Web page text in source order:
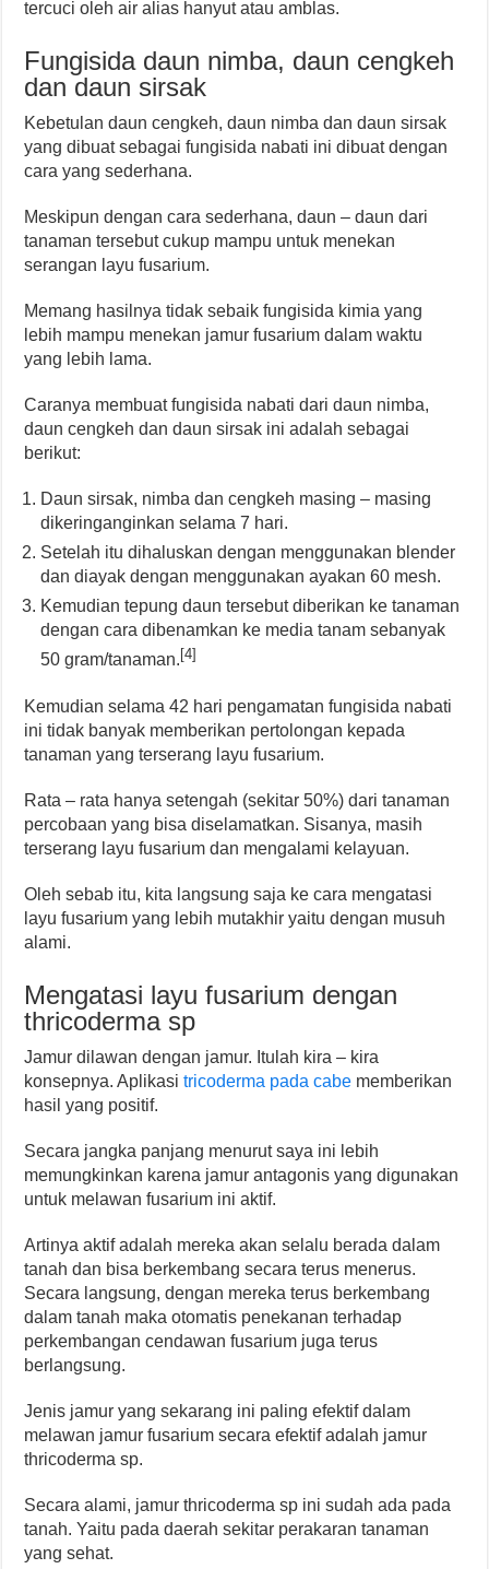
tercuci oleh air alias hanyut atau amblas.
Fungisida daun nimba, daun cengkeh
dan daun sirsak
Kebetulan daun cengkeh, daun nimba dan daun sirsak
yang dibuat sebagai fungisida nabati ini dibuat dengan
cara yang sederhana.
Meskipun dengan cara sederhana, daun – daun dari
tanaman tersebut cukup mampu untuk menekan
serangan layu fusarium.
Memang hasilnya tidak sebaik fungisida kimia yang
lebih mampu menekan jamur fusarium dalam waktu
yang lebih lama.
Caranya membuat fungisida nabati dari daun nimba,
daun cengkeh dan daun sirsak ini adalah sebagai
berikut:
Daun sirsak, nimba dan cengkeh masing – masing
dikeringanginkan selama 7 hari.
Setelah itu dihaluskan dengan menggunakan blender
dan diayak dengan menggunakan ayakan 60 mesh.
Kemudian tepung daun tersebut diberikan ke tanaman
dengan cara dibenamkan ke media tanam sebanyak
50 gram/tanaman. [4]
Kemudian selama 42 hari pengamatan fungisida nabati
ini tidak banyak memberikan pertolongan kepada
tanaman yang terserang layu fusarium.
Rata – rata hanya setengah (sekitar 50%) dari tanaman
percobaan yang bisa diselamatkan. Sisanya, masih
terserang layu fusarium dan mengalami kelayuan.
Oleh sebab itu, kita langsung saja ke cara mengatasi
layu fusarium yang lebih mutakhir yaitu dengan musuh
alami.
Mengatasi layu fusarium dengan
thricoderma sp
Jamur dilawan dengan jamur. Itulah kira – kira
konsepnya. Aplikasitricoderma pada cabe memberikan
hasil yang positif.
Secara jangka panjang menurut saya ini lebih
memungkinkan karena jamur antagonis yang digunakan
untuk melawan fusarium ini aktif.
Artinya aktif adalah mereka akan selalu berada dalam
tanah dan bisa berkembang secara terus menerus.
Secara langsung, dengan mereka terus berkembang
dalam tanah maka otomatis penekanan terhadap
perkembangan cendawan fusarium juga terus
berlangsung.
Jenis jamur yang sekarang ini paling efektif dalam
melawan jamur fusarium secara efektif adalah jamur
thricoderma sp.
Secara alami, jamur thricoderma sp ini sudah ada pada
tanah. Yaitu pada daerah sekitar perakaran tanaman
yang sehat.